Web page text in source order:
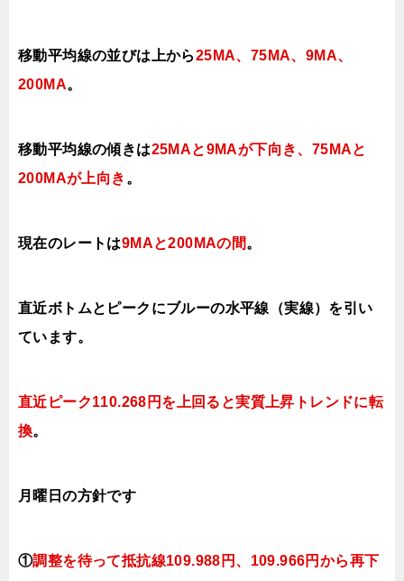
移動平均線の並びは上から25MA、75MA、9MA、
200MA。
移動平均線の傾きは25MAと9MAが下向き、75MAと
200MAが上向き 。
現在のレートは9MAと200MAの間。
直近ボトムとピークにブルーの水平線（実線）を引い
ています。
直近ピーク110.268円を上回ると実質上昇トレンドに転
換。
月曜日の方針です
①調整を待って抵抗線109.988円、109.966円から再下